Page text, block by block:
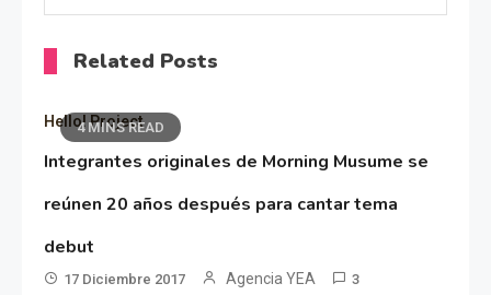
Related Posts
4 MINS READ
Hello! Project
Integrantes originales de Morning Musume se
reúnen 20 años después para cantar tema
debut
17 Diciembre 2017 Agencia YEA 3